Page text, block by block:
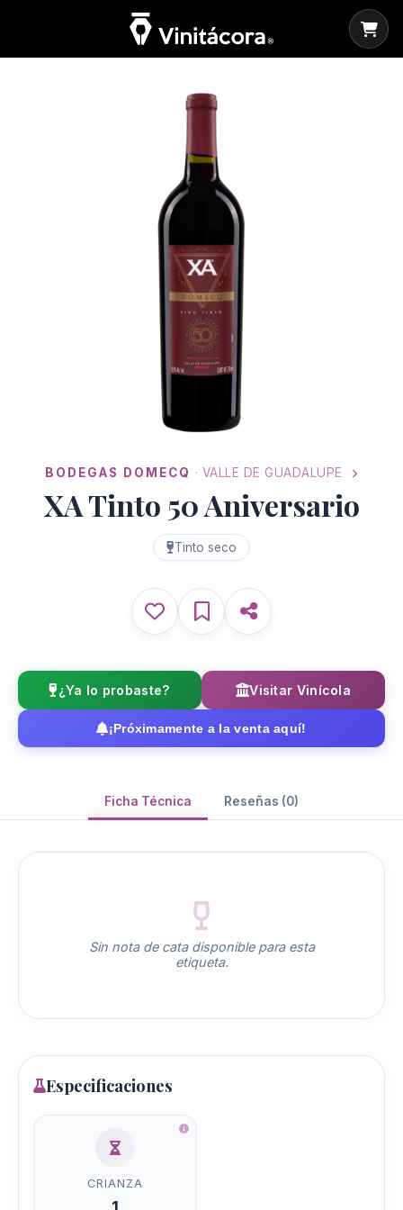
BODEGAS DOMECQ · VALLE DE GUADALUPE
XA Tinto 50 Aniversario
Tinto seco
¿Ya lo probaste? Visitar Vinícola
¡Próximamente a la venta aquí!
Ficha Técnica Reseñas (0)
Sin nota de cata disponible para esta
etiqueta.
Especificaciones
CRIANZA